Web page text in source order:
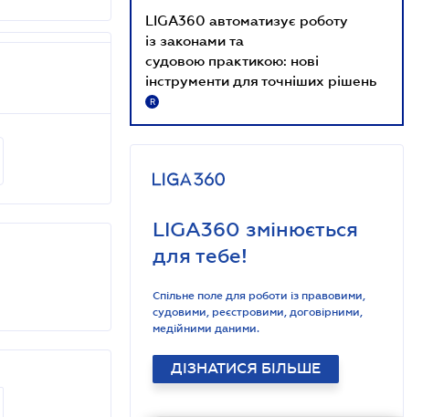
LIGA360 автоматизує роботу
із законами та
судовою практикою: нові
інструменти для точніших рішень
R
LIGA360 змінюється
для тебе!
Спільне поле для роботи із правовими,
судовими, реєстровими, договірними,
медійними даними.
ДІЗНАТИСЯ БІЛЬШЕ